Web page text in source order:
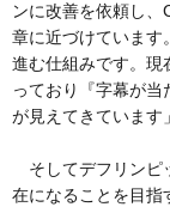
ンに改善を依頼し
章に近づけています
進む仕組みです。現
っており『字幕が
が見えてきています
そしてデフリンピ
在になることを目指